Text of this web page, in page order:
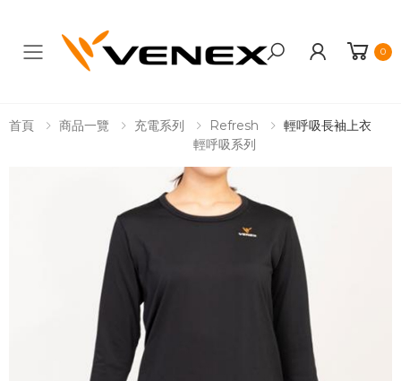
Toggle mobile menu 0
首頁 商品一覽 充電系列
Refresh
輕呼吸系列
輕呼吸長袖上衣